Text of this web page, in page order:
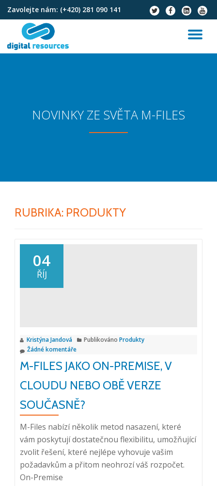
Přeskočit
obsah
Zavolejte nám: (+420) 281 090 141
fa-
twitter
fa-
facebook
fa-
linkedin-
square
fa-
NOVINKY ZE SVĚTA M-FILES
RUBRIKA: PRODUKTY
04
ŘÍJ
Kristýna Jandová Publikováno Produkty
Žádné komentáře
M-FILES JAKO ON-PREMISE, V
CLOUDU NEBO OBĚ VERZE
SOUČASNĚ?
M-Files nabízí několik metod nasazení, které
vám poskytují dostatečnou flexibilitu, umožňující
zvolit řešení, které nejlépe vyhovuje vašim
požadavkům a přitom neohrozí váš rozpočet.
On-Premise